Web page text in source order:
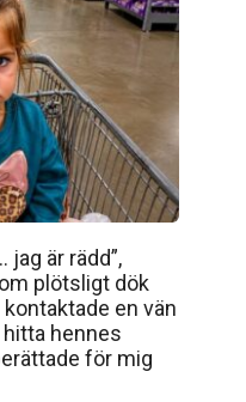
jag är rädd”,
plötsligt dök
en vän
hennes
för mig